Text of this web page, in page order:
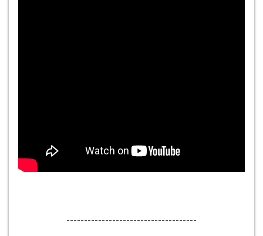
-------------------------------------